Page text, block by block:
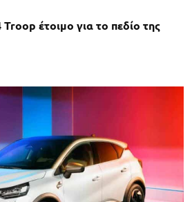
έτοιμο για το πεδίο της